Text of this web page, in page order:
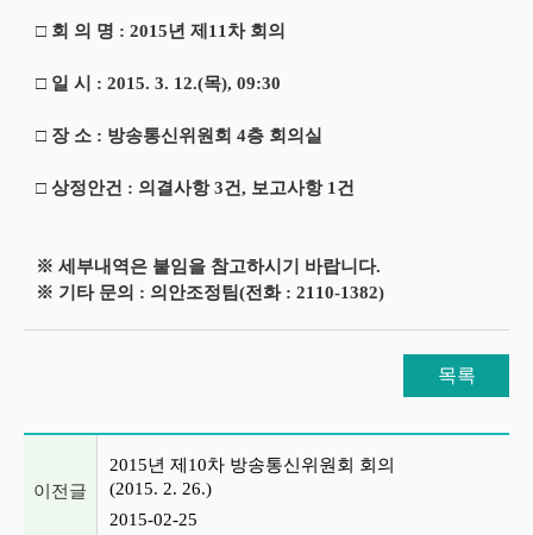
□ 회 의 명 : 2015년 제11차 회의
□ 일 시 : 2015. 3. 12.(목), 09:30
□ 장 소 : 방송통신위원회 4층 회의실
□ 상정안건 : 의결사항 3건, 보고사항 1건
※ 세부내역은 붙임을 참고하시기 바랍니다.
※ 기타 문의 : 의안조정팀(전화 : 2110-1382)
목록
이전글
2015년 제10차 방송통신위원회 회의
(2015. 2. 26.)
2015-02-25